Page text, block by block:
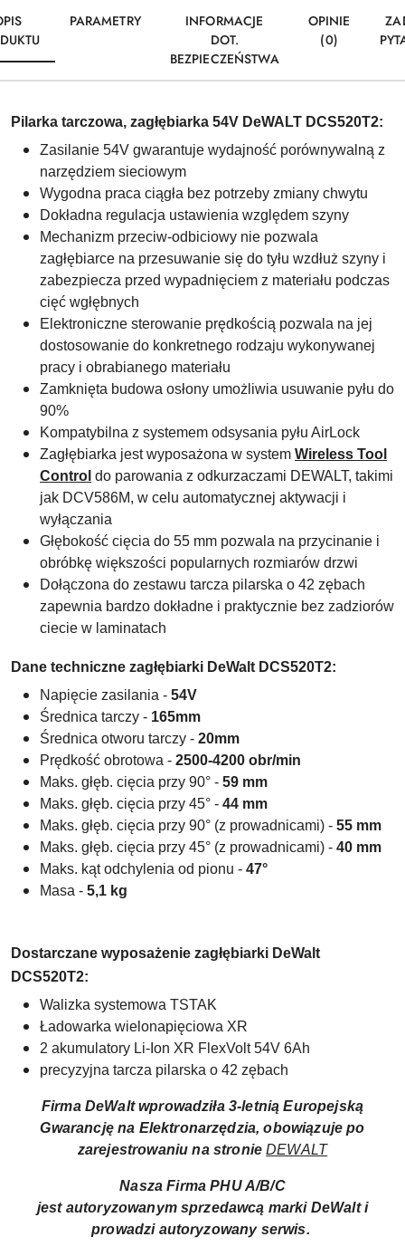
PARAMETRY
INFORMACJE
DOT.
BEZPIECZEŃSTWA
OPINIE
(0)
Pilarka tarczowa, zagłębiarka 54V DeWALT DCS520T2:
Zasilanie 54V gwarantuje wydajność porównywalną z
narzędziem sieciowym
Wygodna praca ciągła bez potrzeby zmiany chwytu
Dokładna regulacja ustawienia względem szyny
Mechanizm przeciw-odbiciowy nie pozwala
zagłębiarce na przesuwanie się do tyłu wzdłuż szyny i
zabezpiecza przed wypadnięciem z materiału podczas
cięć wgłębnych
Elektroniczne sterowanie prędkością pozwala na jej
dostosowanie do konkretnego rodzaju wykonywanej
pracy i obrabianego materiału
Zamknięta budowa osłony umożliwia usuwanie pyłu do
90%
Kompatybilna z systemem odsysania pyłu AirLock
Zagłębiarka jest wyposażona w system Wireless Tool
Control do parowania z odkurzaczami DEWALT, takimi
jak DCV586M, w celu automatycznej aktywacji i
wyłączania
Głębokość cięcia do 55 mm pozwala na przycinanie i
obróbkę większości popularnych rozmiarów drzwi
Dołączona do zestawu tarcza pilarska o 42 zębach
zapewnia bardzo dokładne i praktycznie bez zadziorów
ciecie w laminatach
Dane techniczne zagłębiarki DeWalt DCS520T2:
Napięcie zasilania - 54V
Średnica tarczy - 165mm
Średnica otworu tarczy - 20mm
Prędkość obrotowa - 2500-4200 obr/min
Maks. głęb. cięcia przy 90° - 59 mm
Maks. głęb. cięcia przy 45° - 44 mm
Maks. głęb. cięcia przy 90° (z prowadnicami) - 55 mm
Maks. głęb. cięcia przy 45° (z prowadnicami) - 40 mm
Maks. kąt odchylenia od pionu - 47°
Masa - 5,1 kg
Dostarczane wyposażenie zagłębiarki DeWalt
DCS520T2:
Walizka systemowa TSTAK
Ładowarka wielonapięciowa XR
2 akumulatory Li-Ion XR FlexVolt 54V 6Ah
precyzyjna tarcza pilarska o 42 zębach
Firma DeWalt wprowadziła 3-letnią Europejską
Gwarancję na Elektronarzędzia, obowiązuje po
zarejestrowaniu na stronieDEWALT
Nasza Firma PHU A/B/C
jest autoryzowanym sprzedawcą marki DeWalt i
prowadzi autoryzowany serwis.